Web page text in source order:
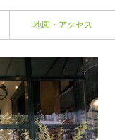
地図・アクセス